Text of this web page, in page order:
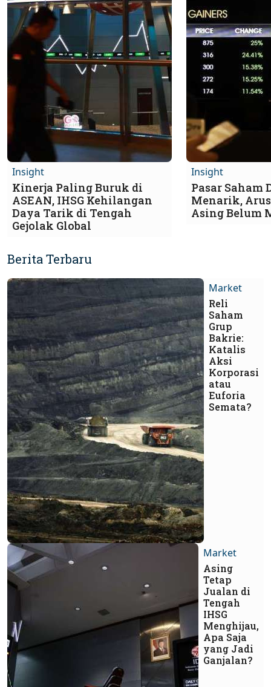
Insight
Kinerja Paling Buruk di
ASEAN, IHSG Kehilangan
Daya Tarik di Tengah
Gejolak Global
Insight
Pasar Saham
Menarik,
Asing Belum
Berita Terbaru
Market
Reli
Saham
Grup
Bakrie:
Katalis
Aksi
Korporasi
atau
Euforia
Semata?
Market
Asing
Tetap
Jualan di
Tengah
IHSG
Menghijau,
Apa Saja
yang Jadi
Ganjalan?